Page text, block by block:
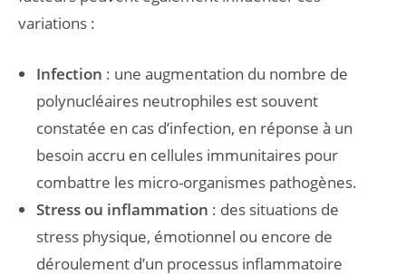
variations :
Infection : une augmentation du nombre de
polynucléaires neutrophiles est souvent
constatée en cas d’infection, en réponse à un
besoin accru en cellules immunitaires pour
combattre les micro-organismes pathogènes.
Stress ou inflammation : des situations de
stress physique, émotionnel ou encore de
déroulement d’un processus inflammatoire